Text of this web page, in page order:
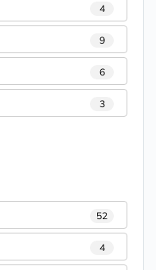
4
9
6
3
52
4